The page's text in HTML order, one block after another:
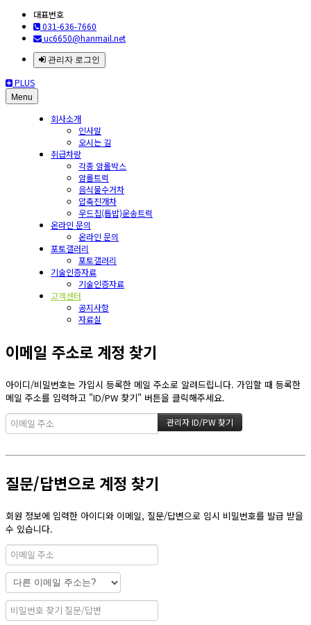
대표번호
031-636-7660
uc6650@hanmail.net
관리자 로그인
PLUS
Menu
회사소개
인사말
오시는 길
취급차량
각종 암롤박스
암롤트럭
음식물수거차
압축진개차
우드칩(톱밥)운송트럭
온라인 문의
온라인 문의
포토갤러리
포토갤러리
기술인증자료
기술인증자료
고객센터
공지사항
자료실
이메일 주소로 계정 찾기
아이디/비밀번호는 가입시 등록한 메일 주소로 알려드립니다. 가입할 때 등록한
메일 주소를 입력하고 "ID/PW 찾기" 버튼을 클릭해주세요.
질문/답변으로 계정 찾기
회원 정보에 입력한 아이디와 이메일, 질문/답변으로 임시 비밀번호를 발급 받을
수 있습니다.